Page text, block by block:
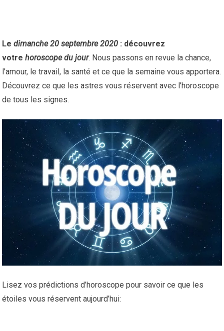
Ledimanche 20 septembre 2020 : découvrez
votrehoroscope du jour. Nous passons en revue la chance,
l’amour, le travail, la santé et ce que la semaine vous apportera.
Découvrez ce que les astres vous réservent avec l’horoscope
de tous les signes.
Lisez vos prédictions d’horoscope pour savoir ce que les
étoiles vous réservent aujourd’hui: